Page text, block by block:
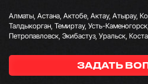
Алматы, Астана, Актобе, Актау, Атырау,
Талдыкорган, Темиртау, Усть-
Петропавловск, Экибастуз, Уральск,
ЗАДАТЬ